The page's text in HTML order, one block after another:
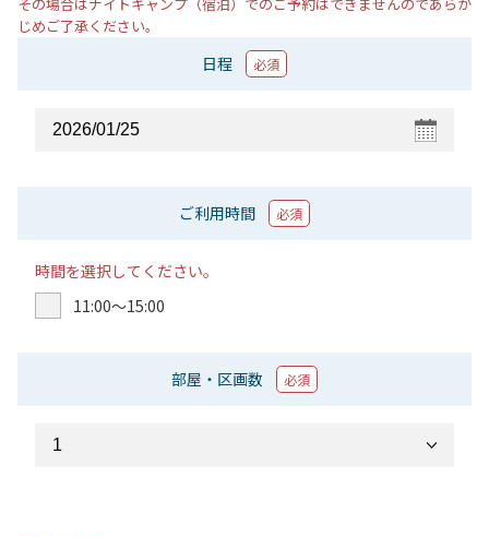
じめご了承ください。
日程 必須
ご利用時間 必須
時間を選択してください。
11:00〜15:00
部屋・区画数 必須